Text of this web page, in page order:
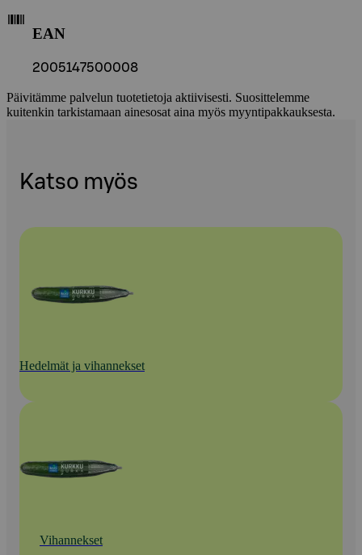
EAN
2005147500008
Päivitämme palvelun tuotetietoja aktiivisesti. Suosittelemme
kuitenkin tarkistamaan ainesosat aina myös myyntipakkauksesta.
Katso myös
Hedelmät ja vihannekset
Vihannekset